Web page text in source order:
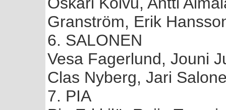
Granström, Erik
6. SALONEN
Vesa Fagerlund, Jouni
Clas Nyberg, Jari
7. PIA